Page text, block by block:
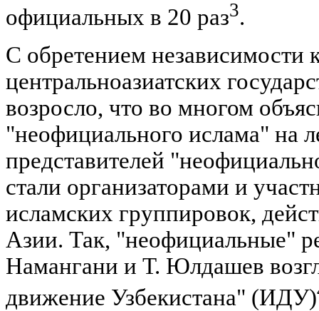
официальных в 20 раз3.
С обретением независимости
центральноазиатских
возросло, что во многом
"неофициального ислама" на
представителей
стали организаторами и
исламских группировок,
Азии. Так, "неофициальные"
Намангани и Т. Юлдашев
движение Узбекистана" (ИДУ)